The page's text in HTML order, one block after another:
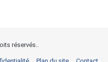
réservés..